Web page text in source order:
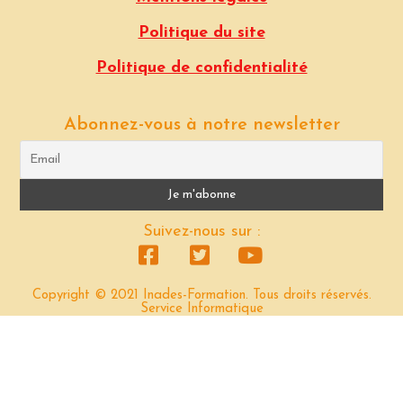
Politique du site
Politique de confidentialité
Abonnez-vous à notre newsletter
Suivez-nous sur :
Copyright © 2021 Inades-Formation. Tous droits réservés.
Service Informatique